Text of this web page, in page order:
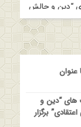
“دین و چالش
می شود.
// تقریرها //
“خداشناسی از
عنوان
“دین و
برگزار